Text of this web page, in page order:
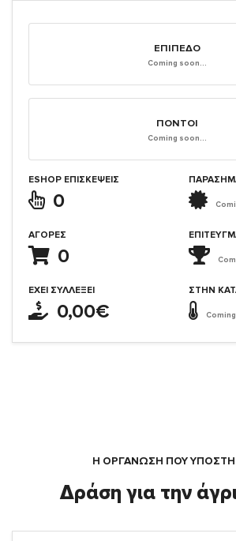
ΕΠΊΠΕΔΟ
Coming soon...
ΠΌΝΤΟΙ
Coming soon...
ESHOP ΕΠΙΣΚΈΨΕΙΣ
0
ΑΓΟΡΈΣ
0
ΈΧΕΙ ΣΥΛΛΈΞΕΙ
0,00€
ΣΤΗΝ
Η ΟΡΓΆΝΩΣΗ ΠΟΥ
Δράση για την